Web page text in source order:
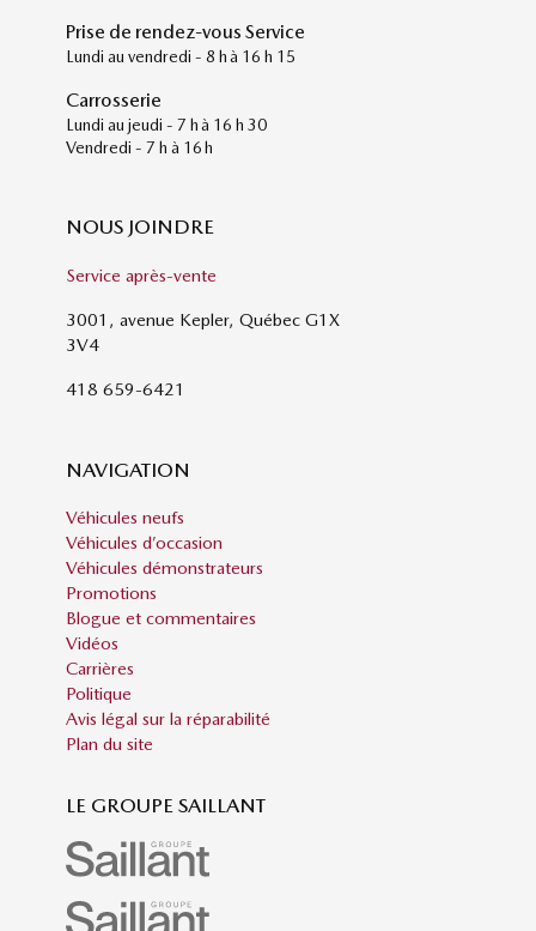
Prise de rendez-vous Service
Lundi au vendredi - 8 h à 16 h 15
Carrosserie
Lundi au jeudi - 7 h à 16 h 30
Vendredi - 7 h à 16 h
NOUS JOINDRE
Service après-vente
3001, avenue Kepler, Québec G1X
3V4
418 659-6421
NAVIGATION
Véhicules neufs
Véhicules d’occasion
Véhicules démonstrateurs
Promotions
Blogue et commentaires
Vidéos
Carrières
Politique
Avis légal sur la réparabilité
Plan du site
LE GROUPE SAILLANT